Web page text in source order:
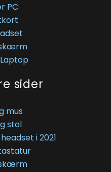
PC
sider
mus
stol
i 2021